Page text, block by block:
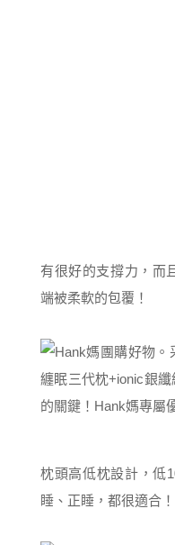
有很好的支撐力，而
端被柔軟的包覆！
枕頭高低枕設計，低
睡、正睡，都很適合！